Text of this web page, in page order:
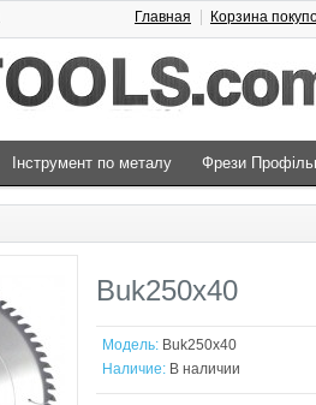
Главная Корзина
Інструмент по металу Фрези
Buk250x40
Модель: Buk250x40
Наличие: В наличии